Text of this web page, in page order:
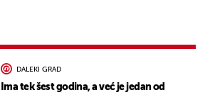
DALEKI GRAD
Ima tek šest godina, a već je jedan od